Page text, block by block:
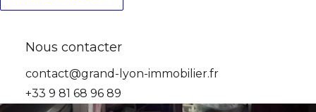
Nous contacter
contact@grand-lyon-immobilier.fr
+33 9 81 68 96 89